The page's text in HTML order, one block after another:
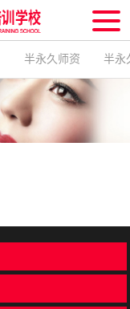
半永久师资 半永